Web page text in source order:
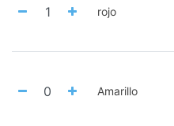
rojo
Amarillo